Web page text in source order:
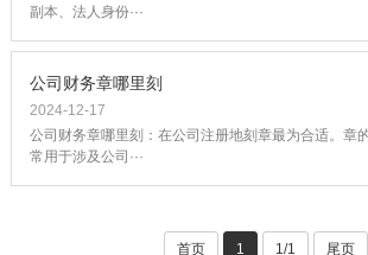
副本、法人身份···
公司财务章哪里刻
2024-12-17
公司财务章哪里刻：在公司注册地刻章最为合适。章
常用于涉及公司···
首页 1 1/1 尾页